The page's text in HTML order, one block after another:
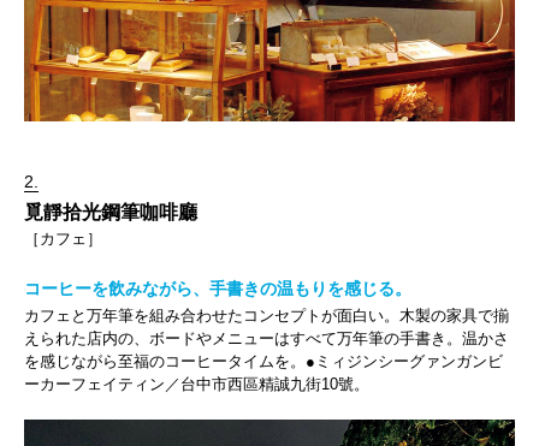
2.
覓靜拾光鋼筆咖啡廳
［カフェ］
コーヒーを飲みながら、手書きの温もりを感じる。
カフェと万年筆を組み合わせたコンセプトが面白い。木製の家具で揃
えられた店内の、ボードやメニューはすべて万年筆の手書き。温かさ
を感じながら至福のコーヒータイムを。●ミィジンシーグァンガンビ
ーカーフェイティン／台中市西區精誠九街10號。